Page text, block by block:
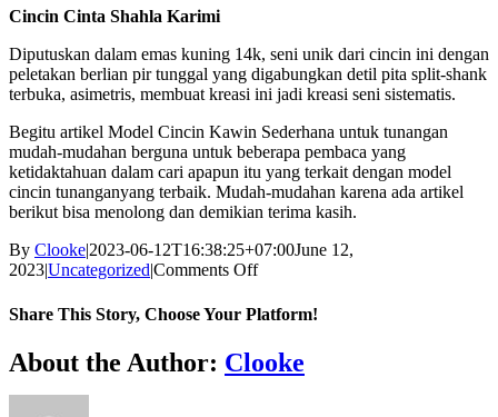
Cincin Cinta Shahla Karimi
Diputuskan dalam emas kuning 14k, seni unik dari cincin ini dengan
peletakan berlian pir tunggal yang digabungkan detil pita split-shank
terbuka, asimetris, membuat kreasi ini jadi kreasi seni sistematis.
Begitu artikel Model Cincin Kawin Sederhana untuk tunangan
mudah-mudahan berguna untuk beberapa pembaca yang
ketidaktahuan dalam cari apapun itu yang terkait dengan model
cincin tunanganyang terbaik. Mudah-mudahan karena ada artikel
berikut bisa menolong dan demikian terima kasih.
By Clooke|2023-06-12T16:38:25+07:00June 12,
2023|Uncategorized|Comments Offon
Cincin
Sederhana
Untuk
Share This Story, Choose Your Platform!
Facebook
Twitter
Reddit
LinkedIn
WhatsApp
Tumblr
Pinterest
Vk
Xing
Email
About the Author: Clooke